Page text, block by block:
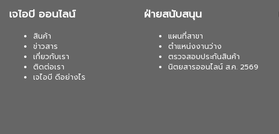
เจไอบี ออนไลน์
สินค้า
ข่าวสาร
เกี่ยวกับเรา
ติดต่อเรา
เจไอบี ดีอย่างไร
ฝ่ายสนับสนุน
แผนที่สาขา
ตำแหน่งงานว่าง
ตรวจสอบประกันสินค้า
นิตยสารออนไลน์ ส.ค. 2569